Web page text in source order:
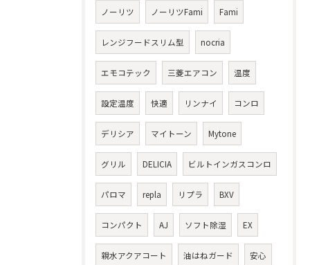
ノーリツ ノーリツFami Fami
レンジフードスリム型 nocria
エモコテック 三菱エアコン 温度
設定温度 快適 リンナイ コンロ
デリシア マイトーン Mytone
グリル DELICIA ビルトインガスコンロ
パロマ repla リプラ BXV
コンパクト AJ ソフト除湿 EX
親水アクアコート 油はねガード 安心